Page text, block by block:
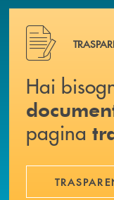
Hai bisogno di
Hai
pagina